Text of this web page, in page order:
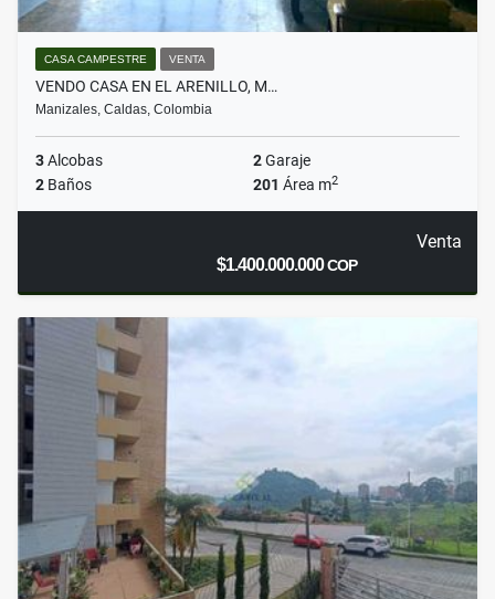
CASA CAMPESTRE VENTA
VENDO CASA EN EL ARENILLO, M…
Manizales, Caldas, Colombia
3Alcobas 2Garaje
2 Baños 201 Área m2
Venta
$1.400.000.000COP